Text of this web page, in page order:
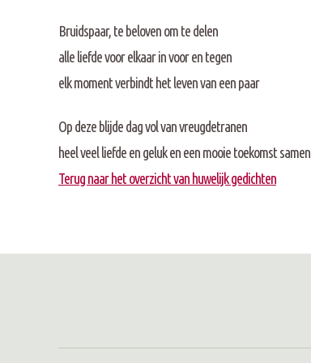
Bruidspaar, te beloven om te delen
alle liefde voor elkaar in voor en tegen
elk moment verbindt het leven van een paar
Op deze blijde dag vol van vreugdetranen
heel veel liefde en geluk en een mooie toekomst samen
Terug naar het overzicht van huwelijk gedichten